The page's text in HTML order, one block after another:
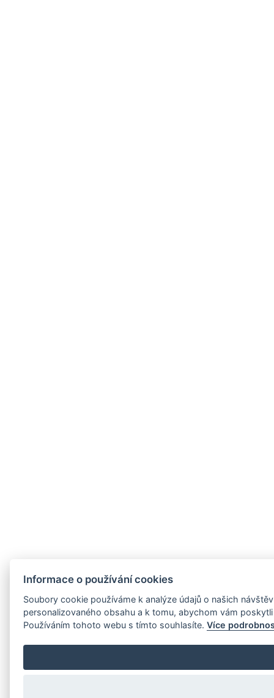
Informace o používání cookies
Soubory cookie používáme k analýze údajů o našich
personalizovaného obsahu a k tomu, abychom vám
Používáním tohoto webu s tímto souhlasíte.Více